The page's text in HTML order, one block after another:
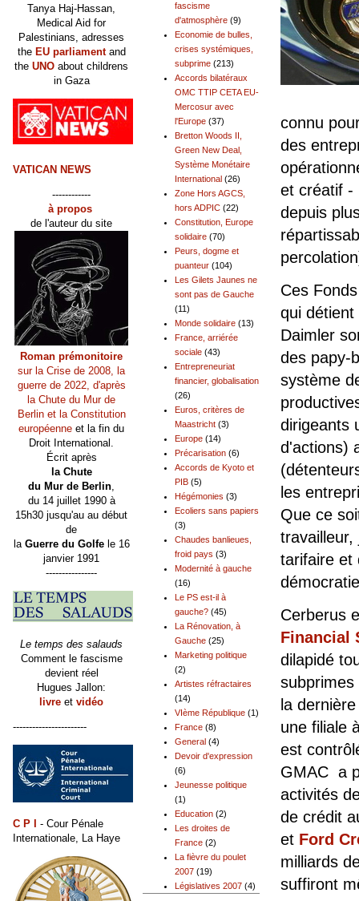
connu
des
et créatif -
depuis
Ces
qui
Daimler
des papy-
système
dirigeants
d'actions)
les
Que ce
tarifaire et
Cerberus
Financial
dilapidé
la
une filiale
est
GMAC a
activités
de crédit
et Ford
milliards
suffiront
fascisme
d'atmosphère (9)
Economie de bulles,
crises systémiques,
subprime (213)
Accords bilatéraux
OMC TTIP CETA EU-
Mercosur avec
l'Europe (37)
Bretton Woods II,
Green New Deal,
Système Monétaire
International (26)
Zone Hors AGCS,
hors ADPIC (22)
Constitution, Europe
solidaire (70)
Peurs, dogme et
puanteur (104)
Les Gilets Jaunes ne
sont pas de Gauche
(11)
Monde solidaire (13)
France, arriérée
sociale (43)
Entrepreneuriat
financier, globalisation
(26)
Euros, critères de
Maastricht (3)
Europe (14)
Précarisation (6)
Accords de Kyoto et
PIB (5)
Hégémonies (3)
Ecoliers sans papiers
(3)
Chaudes banlieues,
froid pays (3)
Modernité à gauche
(16)
Le PS est-il à
gauche? (45)
La Rénovation, à
Gauche (25)
Marketing politique
(2)
Artistes réfractaires
(14)
VIème République (1)
France (8)
General (4)
Devoir d'expression
(6)
Jeunesse politique
(1)
Education (2)
Les droites de
France (2)
La fièvre du poulet
2007 (19)
Législatives 2007 (4)
Tanya Haj-Hassan,
Medical Aid for
Palestinians, adresses
the EU parliamentand
the UNO about childrens
in Gaza
VATICAN NEWS
------------
à propos
de l'auteur du site
Roman prémonitoire
sur la Crise de 2008, la
guerre de 2022, d'après
la Chute du Mur de
Berlin et la Constitution
européenne et la fin du
Droit International.
Écrit après
la Chute
du Mur de Berlin,
du 14 juillet 1990 à
15h30 jusqu'au au début
de
la Guerre du Golfele 16
janvier 1991
----------------
Le temps des salauds
Comment le fascisme
devient réel
Hugues Jallon:
livre et vidéo
-----------------------
C P I
- Cour Pénale
Internationale, La Haye